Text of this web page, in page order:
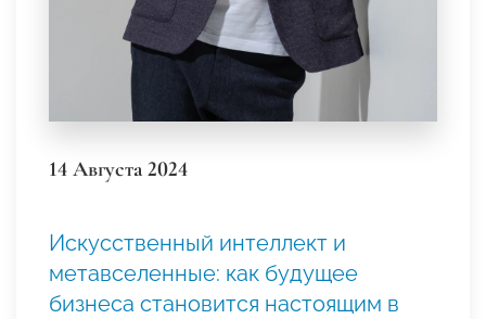
14 Августа 2024
Искусственный интеллект и
метавселенные: как будущее
бизнеса становится настоящим в